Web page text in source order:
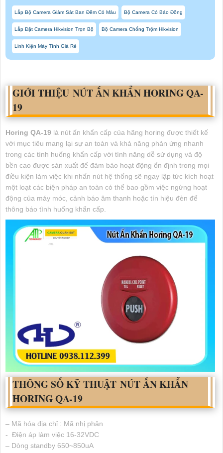
Lắp Bộ Camera Giám Sát Ban Đêm Có Màu Bộ Camera Có Báo Đông
Lắp Đặt Camera Hikvision Trọn Bộ Bộ Camera Chống Trộm Hikvision
Linh Kiện Máy Tính Giá Rẻ
GIỚI THIỆU NÚT ẤN KHẨN HORING QA-
19
Horing QA-19 là nút ấn khẩn cấp của hãng horing được thiết kế
với mục tiêu mang lại sự an toàn và khả năng phản ứng nhanh
trong các tình huống khẩn cấp với tính năng dễ sử dụng và độ
bền cao được sản xuất để đảm bảo hoạt động ổn định trong mọi
điều kiện làm việc khi nhấn nút hệ thống sẽ ngay lập tức kích hoạt
một loạt các biện pháp an toàn có thể bao gồm việc ngừng hoạt
động của máy móc, cảnh báo âm thanh hoặc tín hiệu đèn để
thông báo tình huống khẩn cấp.
THÔNG SỐ KỸ THUẬT NÚT ẤN KHẨN
HORING QA-19
– Mã hóa địa chỉ : Mã nhị phân
- Điện áp làm việc 16-32VDC
– Dòng standby 650~850uA